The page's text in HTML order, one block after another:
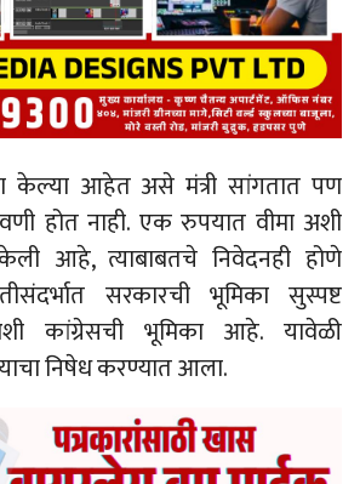
केल्या आहेत असे मंत्री सांगतात पण
होत नाही. एक रुपयात वीमा अशी
आहे, त्याबाबतचे निवेदनही होणे
सरकारची भूमिका सुस्पष्ट
कांग्रेसची भूमिका आहे. यावेळी
निषेध करण्यात आला.